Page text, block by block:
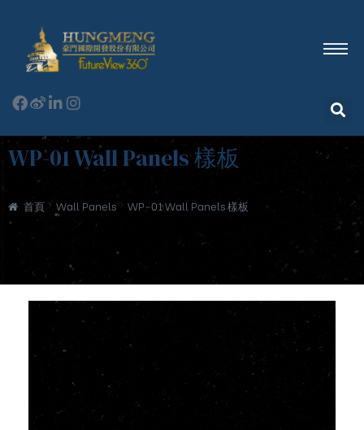
WP-01 Wall Panels 樣板
首頁 Wall Panels WP-01 Wall Panels 樣板